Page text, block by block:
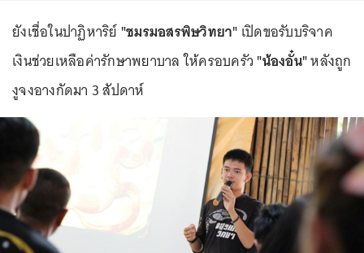
ยังเชื่อในปาฏิหาริย์ "ชมรมอสรพิษวิทยา" เปิดขอรับบริจาค
เงินช่วยเหลือค่ารักษาพยาบาล ให้ครอบครัว "น้องอั๋น"หลังถูก
งูจงอางกัดมา 3 สัปดาห์